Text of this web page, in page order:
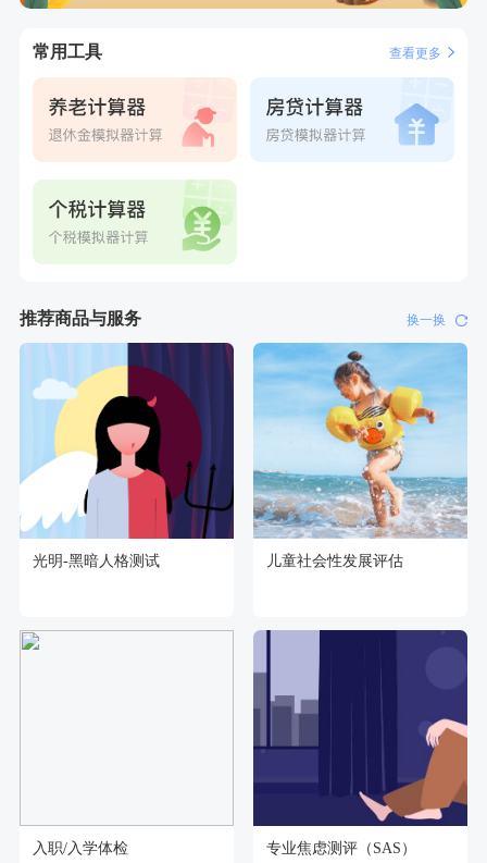
常用工具 查看更多
推荐商品与服务 换一换
光明-黑暗人格测试 儿童社会性发展评估
入职/入学体检 专业焦虑测评（SAS）